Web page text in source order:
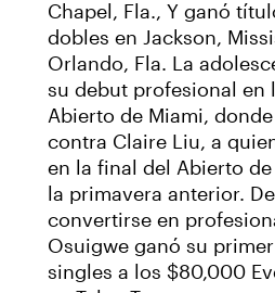
Chapel, Fla., Y ganó
dobles en Jackson,
Orlando, Fla. La
su debut profesional en
Abierto de Miami,
contra Claire Liu, a
en la final del Abierto de
la primavera anterior.
convertirse en
Osuigwe ganó su
singles a los $80,000